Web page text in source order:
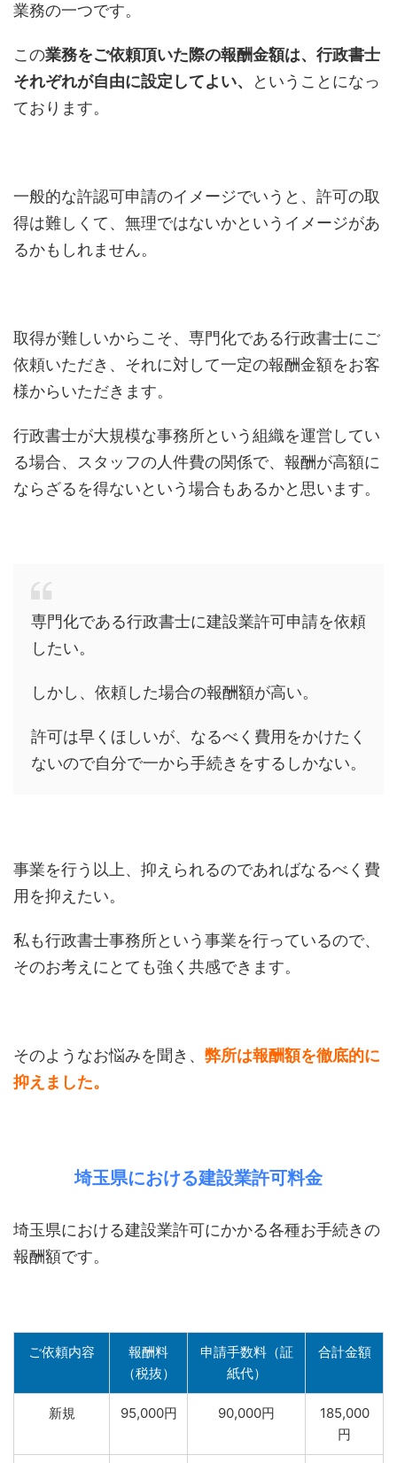
業務の一つです。
この業務をご依頼頂いた際の報酬金額は、行政書士
それぞれが自由に設定してよい、
ということになっ
ております。
一般的な許認可申請のイメージでいうと、許可の取
得は難しくて、無理ではないかというイメージがあ
るかもしれません。
取得が難しいからこそ、専門化である行政書士にご
依頼いただき、それに対して一定の報酬金額をお客
様からいただきます。
行政書士が大規模な事務所という組織を運営してい
る場合、スタッフの人件費の関係で、報酬が高額に
ならざるを得ないという場合もあるかと思います。
専門化である行政書士に建設業許可申請を依頼
したい。
しかし、依頼した場合の報酬額が高い。
許可は早くほしいが、なるべく費用をかけたく
ないので自分で一から手続きをするしかない。
事業を行う以上、抑えられるのであればなるべく費
用を抑えたい。
私も行政書士事務所という事業を行っているので、
そのお考えにとても強く共感できます。
そのようなお悩みを聞き、 弊所は報酬額を徹底的に
抑えました。
埼玉県における建設業許可料金
埼玉県における建設業許可にかかる各種お手続きの
報酬額です。
ご依頼内容
報酬料
（税抜）
申請手数料（証
紙代）
合計金額
新規 95,000円 90,000円
185,000
円